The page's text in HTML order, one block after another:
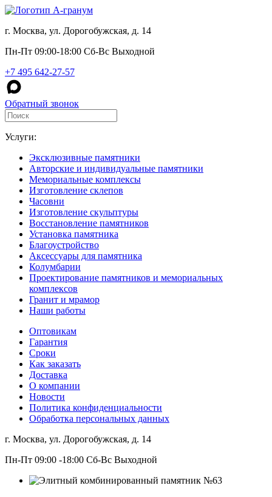
г. Москва, ул. Дорогобужская, д. 14
Пн-Пт 09:00-18:00 Сб-Вс Выходной
+7 495 642-27-57
Обратный звонок
Услуги:
Эксклюзивные памятники
Авторские и индивидуальные памятники
Мемориальные комплексы
Изготовление склепов
Часовни
Изготовление скульптуры
Восстановление памятников
Установка памятника
Благоустройство
Аксессуары для памятника
Колумбарии
Проектирование памятников и мемориальных
комплексов
Гранит и мрамор
Наши работы
Оптовикам
Гарантия
Сроки
Как заказать
Доставка
О компании
Новости
Политика конфиденциальности
Обработка персональных данных
г. Москва, ул. Дорогобужская, д. 14
Пн-Пт 09:00 -18:00 Сб-Вс Выходной